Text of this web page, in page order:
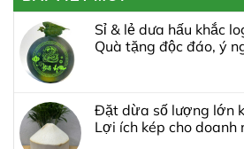
Sỉ & lẻ dưa hấu khắc
Quà tặng độc đáo, ý
Đặt dừa số lượng lớn
Lợi ích kép cho doanh